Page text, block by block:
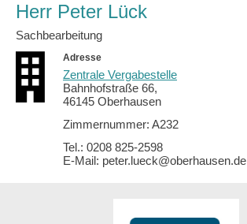
Herr Peter Lück
Sachbearbeitung
Adresse
Zentrale Vergabestelle
Bahnhofstraße 66,
46145 Oberhausen
Zimmernummer: A232
Tel.: 0208 825-2598
E-Mail: peter.lueck@oberhausen.de